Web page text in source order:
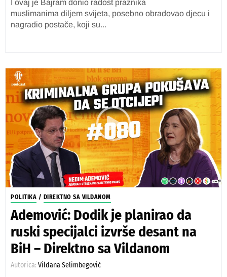
I ovaj je Bajram donio radost praznika
muslimanima diljem svijeta, posebno obradovao djecu i
nagradio postače, koji su...
POLITIKA / DIREKTNO SA VILDANOM
Ademović: Dodik je planirao da
ruski specijalci izvrše desant na
BiH – Direktno sa Vildanom
Autorica: Vildana Selimbegović